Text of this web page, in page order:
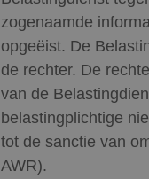
zogenaamde
opgeëist. De
de rechter. De
van de
belastingplichtige
tot de sanctie van
AWR).